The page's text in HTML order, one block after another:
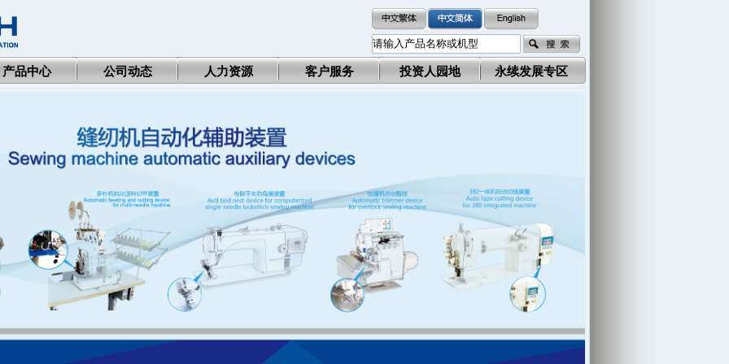
产品中心 公司动态 人力资源 客户服务 投资人园地 永续发展专区